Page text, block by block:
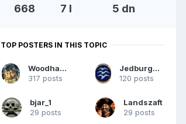
668 7 l 5 dn
TOP POSTERS IN THIS TOPIC
Woodhaven
317 posts
Jedburgh_Ops
120 posts
bjar_1
29 posts
Landszaft
29 posts